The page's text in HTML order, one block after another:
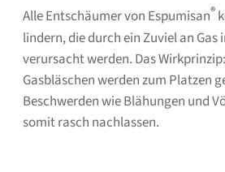
Alle Entschäumer von Espumisan®
lindern, die durch ein Zuviel an Gas
verursacht werden. Das
Gasbläschen werden zum Platzen
Beschwerden wie Blähungen und
somit rasch nachlassen.